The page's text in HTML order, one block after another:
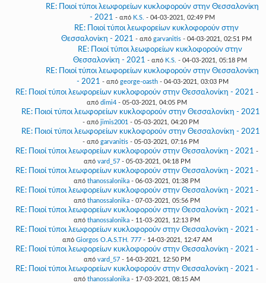
RE: Ποιοί τύποι λεωφορείων κυκλοφορούν στην Θεσσαλονίκη
- 2021 - από K.S. - 04-03-2021, 02:49 PM
RE: Ποιοί τύποι λεωφορείων κυκλοφορούν στην
Θεσσαλονίκη - 2021 - από garvanitis- 04-03-2021, 02:51 PM
RE: Ποιοί τύποι λεωφορείων κυκλοφορούν στην
Θεσσαλονίκη - 2021 - από K.S. - 04-03-2021, 05:18 PM
RE: Ποιοί τύποι λεωφορείων κυκλοφορούν στην Θεσσαλονίκη
- 2021 - από george-oasth- 04-03-2021, 03:03 PM
RE: Ποιοί τύποι λεωφορείων κυκλοφορούν στην Θεσσαλονίκη - 2021 -
από dimi4 - 05-03-2021, 04:05 PM
RE: Ποιοί τύποι λεωφορείων κυκλοφορούν στην Θεσσαλονίκη - 2021
- από jimis2001 - 05-03-2021, 04:20 PM
RE: Ποιοί τύποι λεωφορείων κυκλοφορούν στην Θεσσαλονίκη - 2021
- από garvanitis - 05-03-2021, 07:16 PM
RE: Ποιοί τύποι λεωφορείων κυκλοφορούν στην Θεσσαλονίκη - 2021 -
από vard_57- 05-03-2021, 04:18 PM
RE: Ποιοί τύποι λεωφορείων κυκλοφορούν στην Θεσσαλονίκη - 2021 -
από thanossalonika - 06-03-2021, 01:38 PM
RE: Ποιοί τύποι λεωφορείων κυκλοφορούν στην Θεσσαλονίκη - 2021 -
από thanossalonika - 07-03-2021, 05:56 PM
RE: Ποιοί τύποι λεωφορείων κυκλοφορούν στην Θεσσαλονίκη - 2021 -
από thanossalonika - 11-03-2021, 12:13 PM
RE: Ποιοί τύποι λεωφορείων κυκλοφορούν στην Θεσσαλονίκη - 2021 -
από Giorgos O.A.S.TH. 777- 14-03-2021, 12:47 AM
RE: Ποιοί τύποι λεωφορείων κυκλοφορούν στην Θεσσαλονίκη - 2021 -
από vard_57- 14-03-2021, 12:50 PM
RE: Ποιοί τύποι λεωφορείων κυκλοφορούν στην Θεσσαλονίκη - 2021 -
από thanossalonika - 17-03-2021, 08:15 AM